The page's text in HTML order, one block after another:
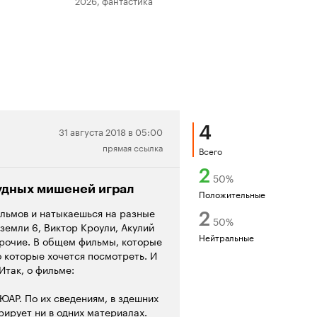
Нейтральная
рецензия
31 августа 2018 в 05:00
прямая ссылка
мишеней играл
и натыкаешься на разные
6, Виктор Кроули, Акулий
В общем фильмы, которые
хочется посмотреть. И
о фильме:
По их сведениям, в здешних
ни в одних материалах.
4
Всего
2 50%
Положительные
2 50%
Нейтральные